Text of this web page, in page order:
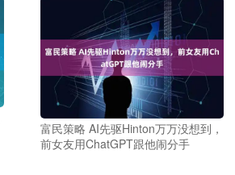
富民策略 AI先驱Hinton万万没想到，
前女友用ChatGPT跟他闹分手